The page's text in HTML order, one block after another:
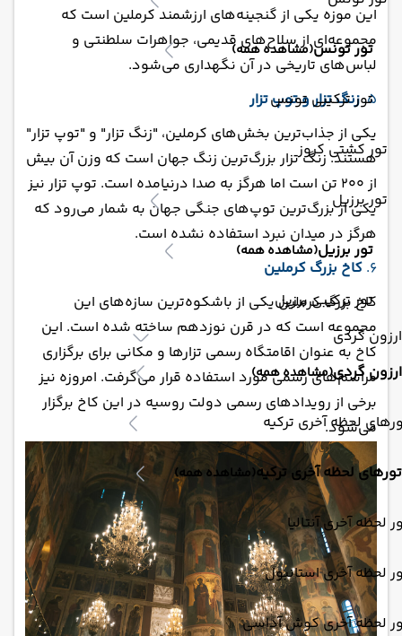
تور تونس(مشاهده همه)
تور ترکیبی تونس
تور کشتی کروز
تور برزیل
تور برزیل(مشاهده همه)
تور ترکیبی برزیل
ارزون گردی
ارزون گردی(مشاهده همه)
لحظه آخری ترکیه
تورهای لحظه آخری ترکیه(مشاهده همه)
لحظه آخری آنتالیا
لحظه آخری استانبول
لحظه آخری کوش آداسی
این موزه یکی از گنجینه‌های ارزشمند کرملین است که
مجموعه‌ای از سلاح‌های قدیمی، جواهرات سلطنتی و
لباس‌های تاریخی در آن نگهداری می‌شود.
5. زنگ تزار و توپ تزار
یکی از جذاب‌ترین بخش‌های کرملین، "زنگ تزار" و "توپ تزار"
هستند. زنگ تزار بزرگ‌ترین زنگ جهان است که وزن آن بیش
از 200 تن است اما هرگز به صدا درنیامده است. توپ تزار نیز
یکی از بزرگ‌ترین توپ‌های جنگی جهان به شمار می‌رود که
هرگز در میدان نبرد استفاده نشده است.
6. کاخ بزرگ کرملین
کاخ بزرگ کرملین یکی از باشکوه‌ترین سازه‌های این
مجموعه است که در قرن نوزدهم ساخته شده است. این
کاخ به عنوان اقامتگاه رسمی تزارها و مکانی برای برگزاری
مراسم‌های رسمی مورد استفاده قرار می‌گرفت. امروزه نیز
برخی از رویدادهای رسمی دولت روسیه در این کاخ برگزار
می‌شود.